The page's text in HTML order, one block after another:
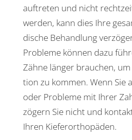
auftreten und nicht
werden, kann dies Ihre
di­sche Behand­lung
Probleme können dazu
Zähne länger brau­chen,
tion zu kommen. Wenn Sie
oder Probleme mit Ihrer
zögern Sie nicht und
Ihren Kieferorthopäden.